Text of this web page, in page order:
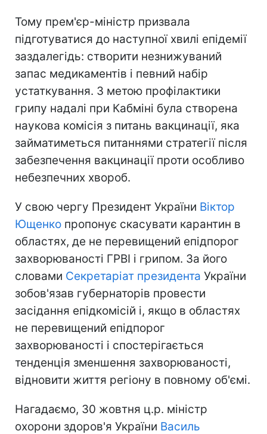
Тому прем'єр-міністр призвала
підготуватися до наступної хвилі епідемії
заздалегідь: створити незнижуваний
запас медикаментів і певний набір
устаткування. З метою профілактики
грипу надалі при Кабміні була створена
наукова комісія з питань вакцинації, яка
займатиметься питаннями стратегії після
забезпечення вакцинації проти особливо
небезпечних хвороб.
У свою чергу Президент України Віктор
Ющенко пропонує скасувати карантин в
областях, де не перевищений епідпорог
захворюваності ГРВІ і грипом. За його
словами Секретаріат президента України
зобов'язав губернаторів провести
засідання епідкомісій і, якщо в областях
не перевищений епідпорог
захворюваності і спостерігається
тенденція зменшення захворюваності,
відновити життя регіону в повному об'ємі.
Нагадаємо, 30 жовтня ц.р. міністр
охорони здоров'я України Василь